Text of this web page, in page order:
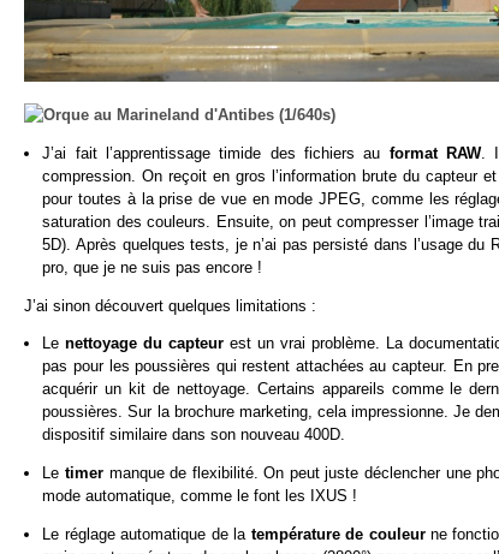
J’ai fait l’apprentissage timide des fichiers au format RAW.
compression. On reçoit en gros l’information brute du capteur
pour toutes à la prise de vue en mode JPEG, comme les
saturation des couleurs. Ensuite, on peut compresser l’image
5D). Après quelques tests, je n’ai pas persisté dans l’usage du
pro, que je ne suis pas encore !
J’ai sinon découvert quelques limitations :
Lenettoyage du capteurest un vrai problème. La
pas pour les poussières qui restent attachées au capteur. En
acquérir un kit de nettoyage. Certains appareils comme le
poussières. Sur la brochure marketing, cela impressionne. Je
dispositif similaire dans son nouveau 400D.
Le timer manque de flexibilité. On peut juste déclencher une
mode automatique, comme le font les IXUS !
Le réglage automatique de la température de couleur ne